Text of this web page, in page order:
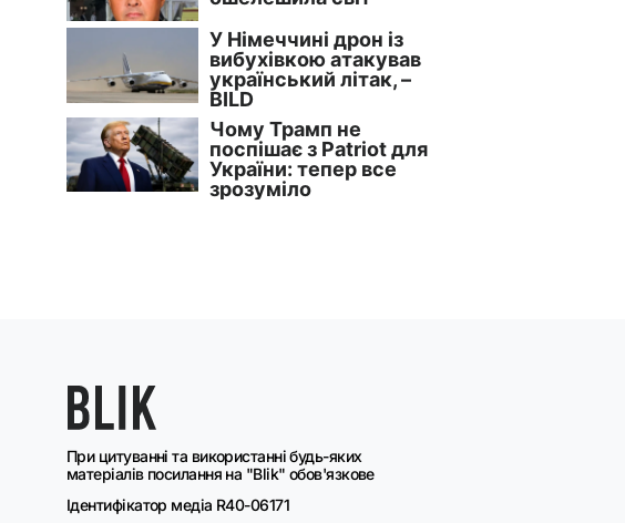
При цитуванні та використанні будь-яких
матеріалів посилання на "Blik" обов'язкове
Ідентифікатор медіа R40-06171